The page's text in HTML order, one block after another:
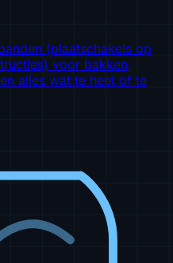
(plaatschakels op
voor bakken,
alles wat te heet of te